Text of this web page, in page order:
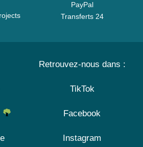
PayPal
Transferts 24
Retrouvez-nous dans :
TikTok
Facebook
Instagram